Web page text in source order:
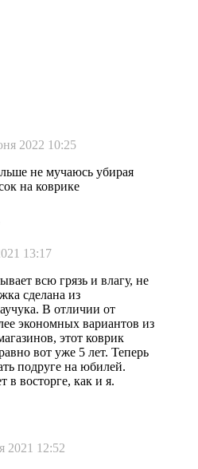
2022 10:25
не мучаюсь убирая
на коврике
13:17
всю грязь и влагу, не
сделана из
В отличии от
экономных вариантов из
этот коврик
вот уже 5 лет. Теперь
подруге на юбилей.
в восторге, как и я.
2021 12:52